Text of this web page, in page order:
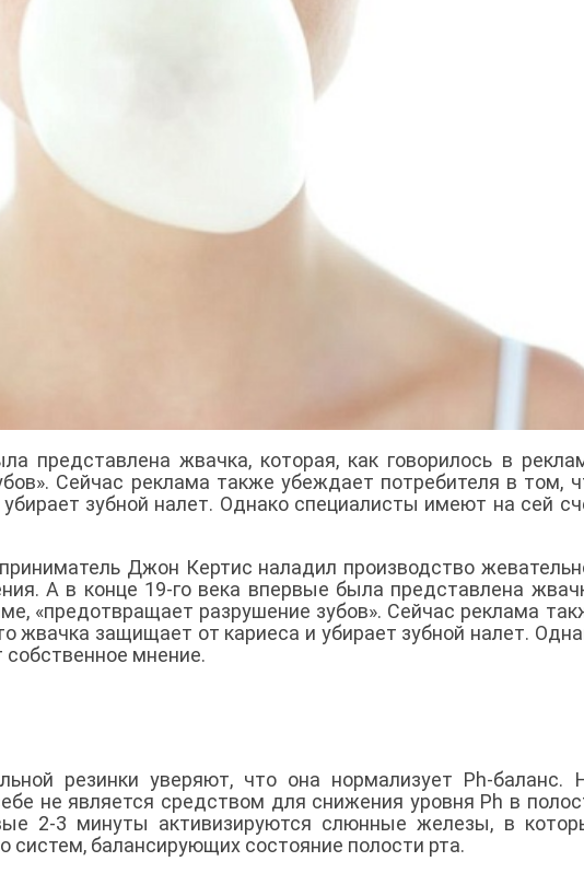
представлена жвачка, которая, как говорилось в
Сейчас реклама также убеждает потребителя в том,
зубной налет. Однако специалисты имеют на сей
Джон Кертис наладил производство
А в конце 19-го века впервые была представлена
«предотвращает разрушение зубов». Сейчас реклама
жвачка защищает от кариеса и убирает зубной налет.
мнение.
резинки уверяют, что она нормализует Ph-баланс.
не является средством для снижения уровня Ph в
2-3 минуты активизируются слюнные железы, в
систем, балансирующих состояние полости рта.